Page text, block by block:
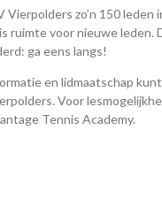
zo’n 150 leden
ruimte voor nieuwe leden.
ga eens langs!
en lidmaatschap
Voor
Tennis Academy.